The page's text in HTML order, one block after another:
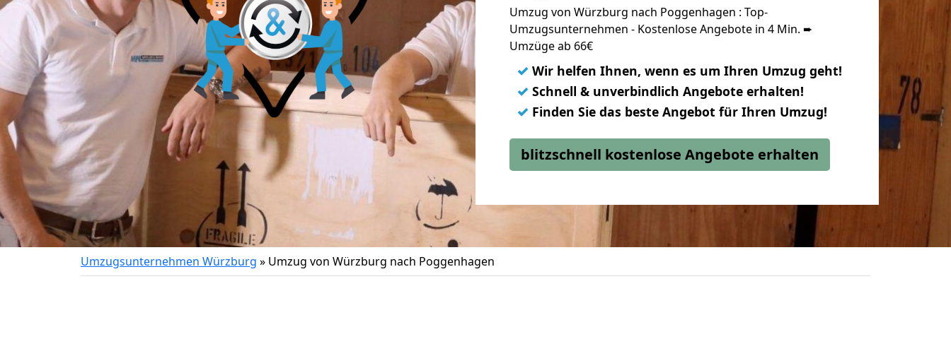
Umzug von Würzburg nach Poggenhagen : Top-
Umzugsunternehmen - Kostenlose Angebote in 4 Min. ➨
Umzüge ab 66€
✓ Wir helfen Ihnen, wenn es um Ihren Umzug geht!
✓ Schnell & unverbindlich Angebote erhalten!
✓ Finden Sie das beste Angebot für Ihren Umzug!
blitzschnell kostenlose Angebote erhalten
Umzugsunternehmen Würzburg » Umzug von Würzburg nach Poggenhagen